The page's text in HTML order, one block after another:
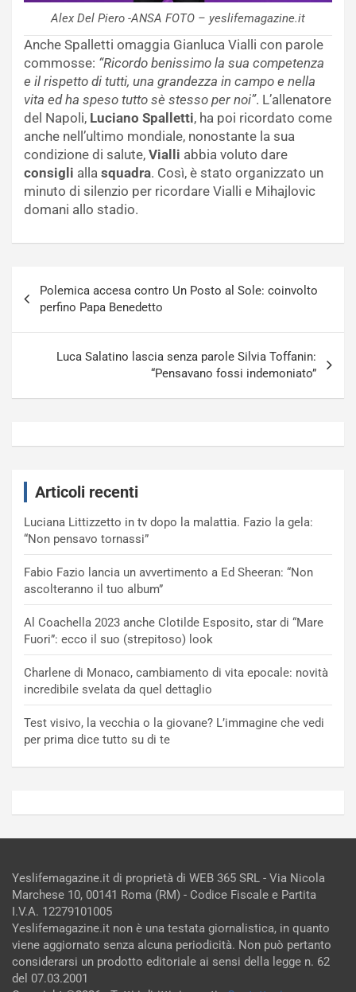
Alex Del Piero -ANSA FOTO – yeslifemagazine.it
Anche Spalletti omaggia Gianluca Vialli con parole
commosse: “Ricordo benissimo la sua competenza
e il rispetto di tutti, una grandezza in campo e nella
vita ed ha speso tutto sè stesso per noi”. L’allenatore
del Napoli, Luciano Spalletti, ha poi ricordato come
anche nell’ultimo mondiale, nonostante la sua
condizione di salute, Vialli abbia voluto dare
consigli alla squadra. Così, è stato organizzato un
minuto di silenzio per ricordare Vialli e Mihajlovic
domani allo stadio.
articoli
Polemica accesa contro Un Posto al Sole: coinvolto
perfino Papa Benedetto
Luca Salatino lascia senza parole Silvia Toffanin:
“Pensavano fossi indemoniato”
Articoli recenti
Luciana Littizzetto in tv dopo la malattia. Fazio la gela:
“Non pensavo tornassi”
Fabio Fazio lancia un avvertimento a Ed Sheeran: “Non
ascolteranno il tuo album”
Al Coachella 2023 anche Clotilde Esposito, star di “Mare
Fuori”: ecco il suo (strepitoso) look
Charlene di Monaco, cambiamento di vita epocale: novità
incredibile svelata da quel dettaglio
Test visivo, la vecchia o la giovane? L’immagine che vedi
per prima dice tutto su di te
Yeslifemagazine.it di proprietà di WEB 365 SRL - Via Nicola
Marchese 10, 00141 Roma (RM) - Codice Fiscale e Partita
I.V.A. 12279101005
Yeslifemagazine.it non è una testata giornalistica, in quanto
viene aggiornato senza alcuna periodicità. Non può pertanto
considerarsi un prodotto editoriale ai sensi della legge n. 62
del 07.03.2001